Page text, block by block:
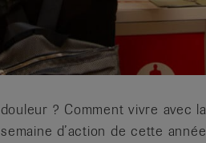
? Comment vivre avec
d’action de cette